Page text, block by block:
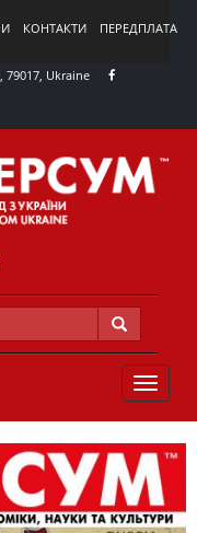
КОНТАКТИ ПЕРЕДПЛАТА
Ukraine
TOGGLE